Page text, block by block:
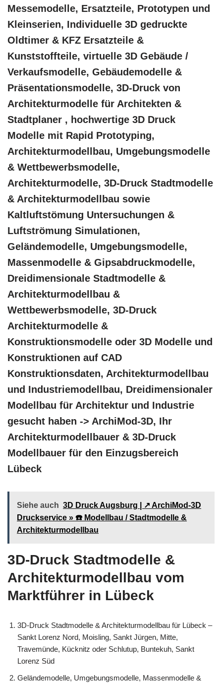
Messemodelle, Ersatzteile, Prototypen und
Kleinserien, Individuelle 3D gedruckte
Oldtimer & KFZ Ersatzteile &
Kunststoffteile, virtuelle 3D Gebäude /
Verkaufsmodelle, Gebäudemodelle &
Präsentationsmodelle, 3D-Druck von
Architekturmodelle für Architekten &
Stadtplaner , hochwertige 3D Druck
Modelle mit Rapid Prototyping,
Architekturmodellbau, Umgebungsmodelle
& Wettbewerbsmodelle,
Architekturmodelle, 3D-Druck Stadtmodelle
& Architekturmodellbau sowie
Kaltluftstömung Untersuchungen &
Luftströmung Simulationen,
Geländemodelle, Umgebungsmodelle,
Massenmodelle & Gipsabdruckmodelle,
Dreidimensionale Stadtmodelle &
Architekturmodellbau &
Wettbewerbsmodelle, 3D-Druck
Architekturmodelle &
Konstruktionsmodelle oder 3D Modelle und
Konstruktionen auf CAD
Konstruktionsdaten, Architekturmodellbau
und Industriemodellbau, Dreidimensionaler
Modellbau für Architektur und Industrie
gesucht haben -> ArchiMod-3D, Ihr
Architekturmodellbauer & 3D-Druck
Modellbauer für den Einzugsbereich
Lübeck
Siehe auch 3D Druck Augsburg | ↗️ ArchiMod-3D
Druckservice » ☎️ Modellbau / Stadtmodelle &
Architekturmodellbau
3D-Druck Stadtmodelle &
Architekturmodellbau vom
Marktführer in Lübeck
3D-Druck Stadtmodelle & Architekturmodellbau für Lübeck –
Sankt Lorenz Nord, Moisling, Sankt Jürgen, Mitte,
Travemünde, Kücknitz oder Schlutup, Buntekuh, Sankt
Lorenz Süd
Geländemodelle, Umgebungsmodelle, Massenmodelle &